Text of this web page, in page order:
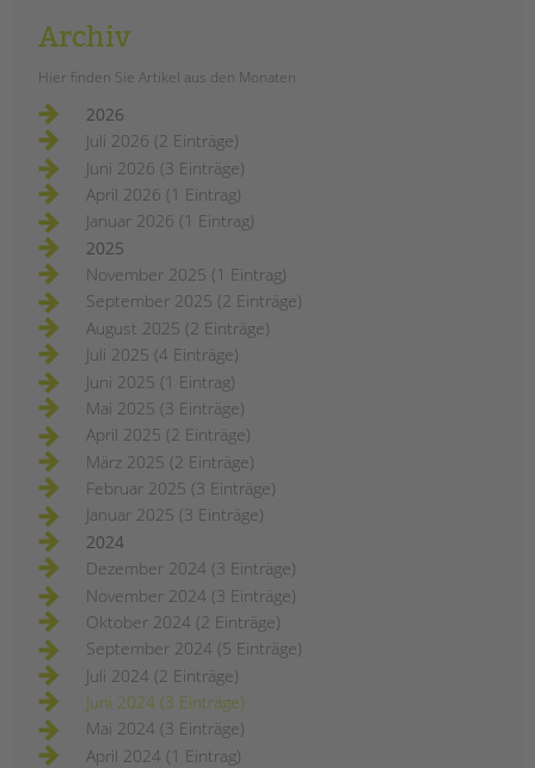
Archiv
Hier finden Sie Artikel aus den Monaten
2026
Juli 2026 (2 Einträge)
Juni 2026 (3 Einträge)
April 2026 (1 Eintrag)
Januar 2026 (1 Eintrag)
2025
November 2025 (1 Eintrag)
September 2025 (2 Einträge)
August 2025 (2 Einträge)
Juli 2025 (4 Einträge)
Juni 2025 (1 Eintrag)
Mai 2025 (3 Einträge)
April 2025 (2 Einträge)
März 2025 (2 Einträge)
Februar 2025 (3 Einträge)
Januar 2025 (3 Einträge)
2024
Dezember 2024 (3 Einträge)
November 2024 (3 Einträge)
Oktober 2024 (2 Einträge)
September 2024 (5 Einträge)
Juli 2024 (2 Einträge)
Juni 2024 (3 Einträge)
Mai 2024 (3 Einträge)
April 2024 (1 Eintrag)